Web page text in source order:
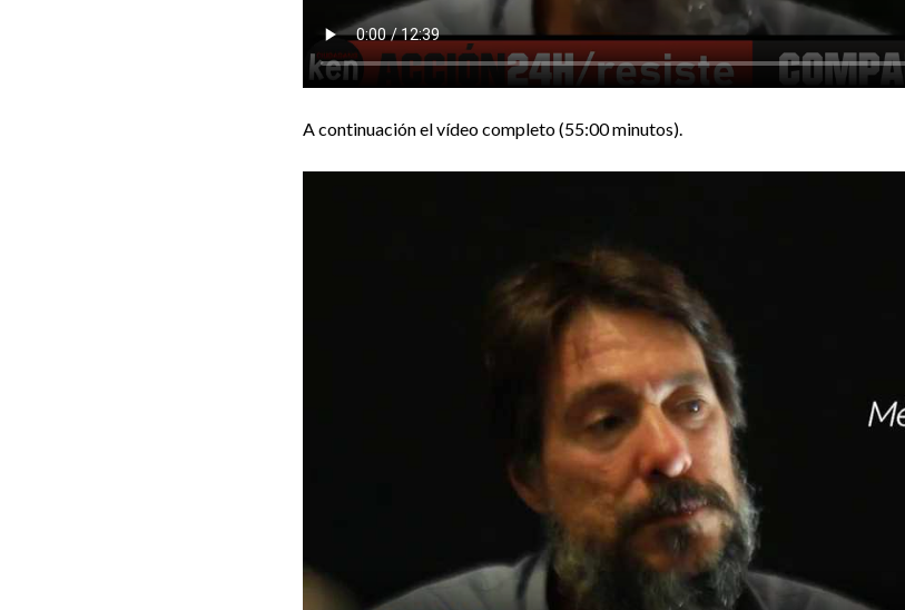
A continuación el vídeo completo (55:00 minutos).